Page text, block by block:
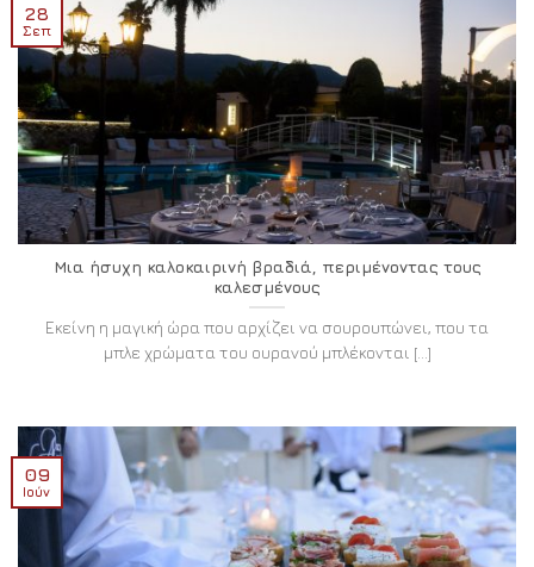
Μια ήσυχη καλοκαιρινή βραδιά, περιμένοντας τους
καλεσμένους
Εκείνη η μαγική ώρα που αρχίζει να σουρουπώνει, που τα
μπλε χρώματα του ουρανού μπλέκονται [...]
28
Σεπ
09
Ιούν